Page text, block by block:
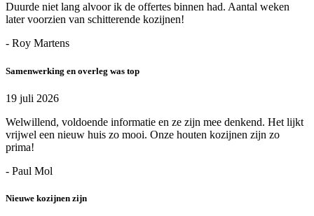
Duurde niet lang alvoor ik de offertes binnen had. Aantal weken
later voorzien van schitterende kozijnen!
- Roy Martens
Samenwerking en overleg was top
19 juli 2026
Welwillend, voldoende informatie en ze zijn mee denkend. Het lijkt
vrijwel een nieuw huis zo mooi. Onze houten kozijnen zijn zo
prima!
- Paul Mol
Nieuwe kozijnen zijn